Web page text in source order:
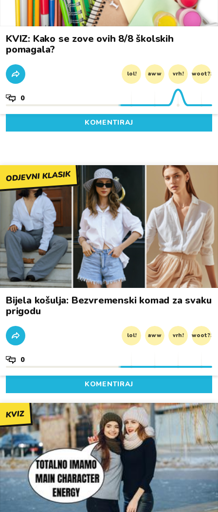
KVIZ: Kako se zove ovih 8/8 školskih
pomagala?
lol! aww vrh! woot?!
0
KOMENTIRAJ
ODJEVNI KLASIK
Bijela košulja: Bezvremenski komad za svaku
prigodu
lol! aww vrh! woot?!
0
KOMENTIRAJ
KVIZ